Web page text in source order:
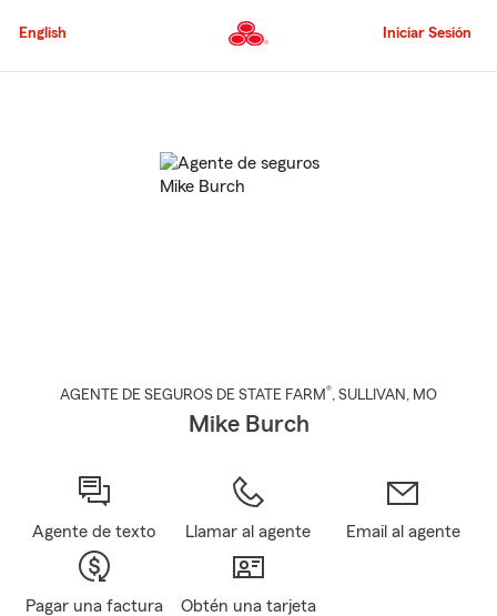
al
principal
English Iniciar Sesión
AGENTE DE SEGUROS DE STATE FARM®, SULLIVAN , MO
Mike Burch
Agente de texto Llamar al agente Email al agente
Pagar una factura
Obtén una tarjeta